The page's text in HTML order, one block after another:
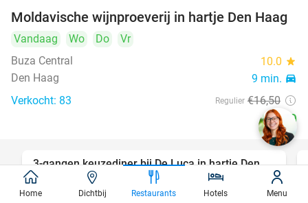
39%
Moldavische wijnproeverij in hartje Den Haag
Vandaag Wo Do
Vr
Buza Central
10.0 star
Den Haag 9 min. directions_car
Verkocht: 83 Regulier €16,50
€10
47%
3-gangen keuzediner bij De Luca in hartje Den
Haag
Home Dichtbij Restaurants Hotels Menu